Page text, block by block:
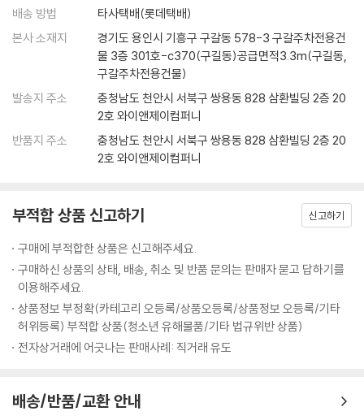
가희에게 반하나
오순도순
비어 슈림프
치킨마요랑깨
갸루상 케이크
자투리타타
섹시 한 컵
와풍 주니어 버거
치즈 듬풍 토스트
힘을 내요 슈퍼 나베
이길 만두 하자냐
토달토달
자 모두 조리 분량을 가늠하기가 어렵다는 한계가 있다.
하지만 요리 초보에게 조리 분량은 반드시 필요하다. ‘정확한 분량을 알 수
없어 폭망했다'며 볼멘소리를 하는 이들을 위해 셰프들이 만든 요리를 기
반으로 요리 연구가 문인영 씨가 조리 분량(2인분 기준)을 재구성했다. 방
송 중에는 게스트의 입맛을 반영해 지나치게 맵거나 달게 만들어지기도 했
는데 책 속 조리 분량은 보편적인 입맛에 맞춘 것이 특징이며, 일단 ‘간이
를 가감하다 보면 나만의 레시피를 완성할 수 있을 것이다.
이 책의 요리 과정 컷은 새로이 촬영한 것이 아니다. 실제 방송분을 앵글별
로 꼼꼼하게 캡처 및 수록, 순식간에 흘러가버린 방송 장면을 하나하나 붙
잡아 둔 듯 한 느낌을 얻을 수 있다. 또한 최대한 많은 컷, 조리 상 가장 중요
한 컷 등을 골라 담아 캡처 컷만 보고도 셰프들의 요리를 어느정도 재현할
수 있도록 구성했다. 다시 말해 이 과정 컷들을 잘 따라가다 보면 셰프들이
어떤 재료를 어떻게 손질해서 어느 정도 넣었는지, 또 어떤 상태가 될 때까
지 조리했는지 등을 대략 가늠할 수 있다. 중간중간 셰프들의 다양한 모습
을 보는 재미까지 쏠쏠하다.
배송 방법
타사택배(롯데택배)
본사 소재지
경기도 용인시 기흥구 구갈동 578-3 구갈주차전용건
물 3층 301호-c370(구길동)공급면적3.3m(구길동,
구갈주차전용건물)
발송지 주소
충청남도 천안시 서북구 쌍용동 828 삼환빌딩 2층 20
2호 와이앤제이컴퍼니
반품지 주소
충청남도 천안시 서북구 쌍용동 828 삼환빌딩 2층 20
2호 와이앤제이컴퍼니
부적합 상품 신고하기 신고하기
구매에 부적합한 상품은 신고해주세요.
구매하신 상품의 상태, 배송, 취소 및 반품 문의는 판매자 묻고 답하기를
이용해주세요.
상품정보 부정확(카테고리 오등록/상품오등록/상품정보 오등록/기타
허위등록) 부적합 상품(청소년 유해물품/기타 법규위반 상품)
전자상거래에 어긋나는 판매사례: 직거래 유도
배송/반품/교환 안내